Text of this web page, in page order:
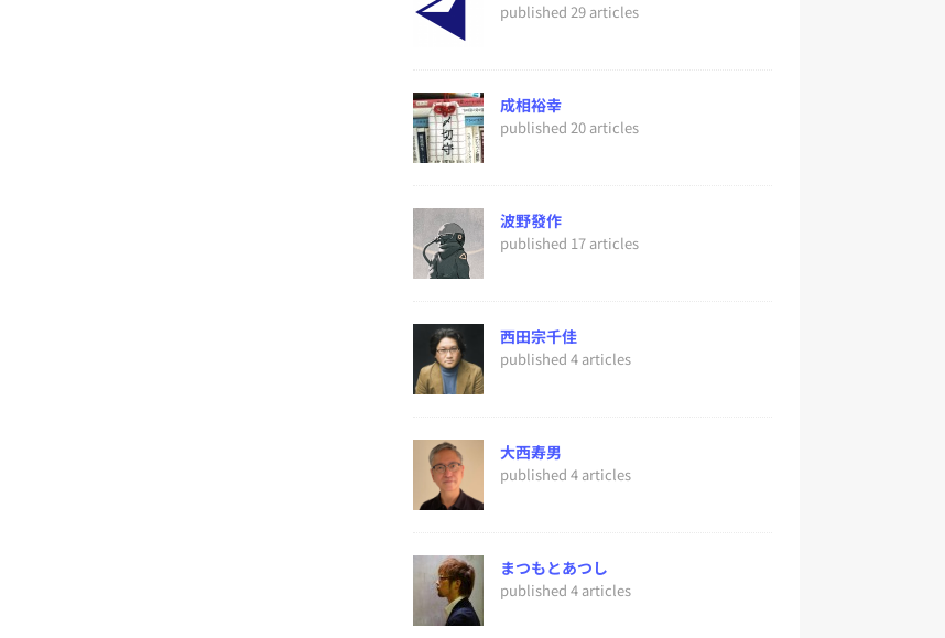
published 29 articles
成相裕幸
published 20 articles
波野發作
published 17 articles
西田宗千佳
published 4 articles
大西寿男
published 4 articles
まつもとあつし
published 4 articles